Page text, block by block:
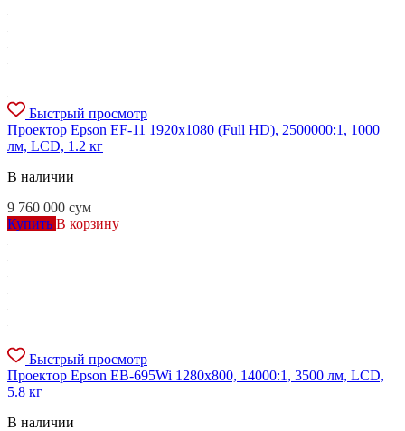
Быстрый просмотр
Проектор Epson EF-11 1920x1080 (Full HD), 2500000:1, 1000
лм, LCD, 1.2 кг
В наличии
9 760 000 сум
Купить В корзину
Быстрый просмотр
Проектор Epson EB-695Wi 1280x800, 14000:1, 3500 лм, LCD,
5.8 кг
В наличии